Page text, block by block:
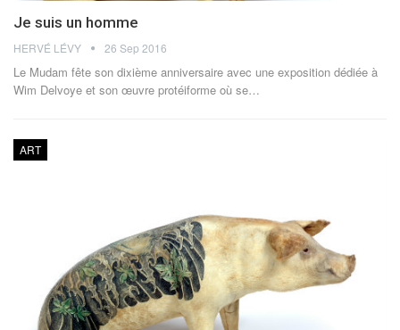
Je suis un homme
HERVÉ LÉVY 26 Sep 2016
Le Mudam fête son dixième anniversaire avec une exposition dédiée à
Wim Delvoye et son œuvre protéiforme où se…
ART